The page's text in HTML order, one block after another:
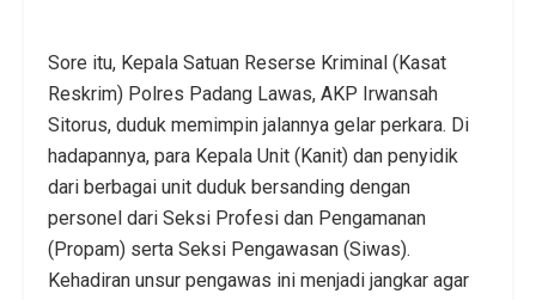
Sore itu, Kepala Satuan Reserse Kriminal (Kasat
Reskrim) Polres Padang Lawas, AKP Irwansah
Sitorus, duduk memimpin jalannya gelar perkara. Di
hadapannya, para Kepala Unit (Kanit) dan penyidik
dari berbagai unit duduk bersanding dengan
personel dari Seksi Profesi dan Pengamanan
(Propam) serta Seksi Pengawasan (Siwas).
Kehadiran unsur pengawas ini menjadi jangkar agar